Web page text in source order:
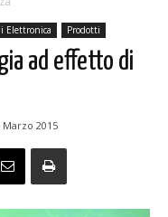
Elettronica Prodotti
ad effetto di
Marzo 2015